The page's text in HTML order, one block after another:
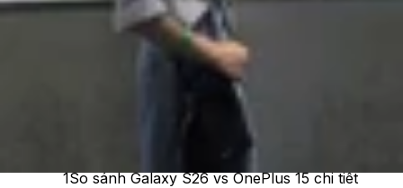
1So sánh Galaxy S26 vs OnePlus 15 chi tiết